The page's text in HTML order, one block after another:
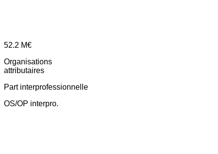
52.2 M€
Organisations
attributaires
Part interprofessionnelle
OS/OP interpro.